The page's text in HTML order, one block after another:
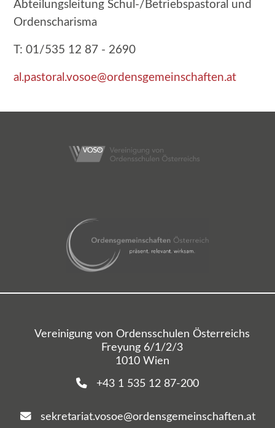
Abteilungsleitung Schul-/Betriebspastoral und
Ordenscharisma
T: 01/535 12 87 - 2690
al.pastoral.vosoe@ordensgemeinschaften.at
Vereinigung von Ordensschulen Österreichs
Freyung 6/1/2/3
1010 Wien
+43 1 535 12 87-200
sekretariat.vosoe@ordensgemeinschaften.at